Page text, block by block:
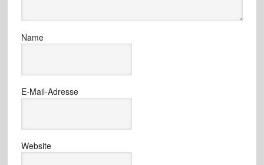
Name
E-Mail-Adresse
Website